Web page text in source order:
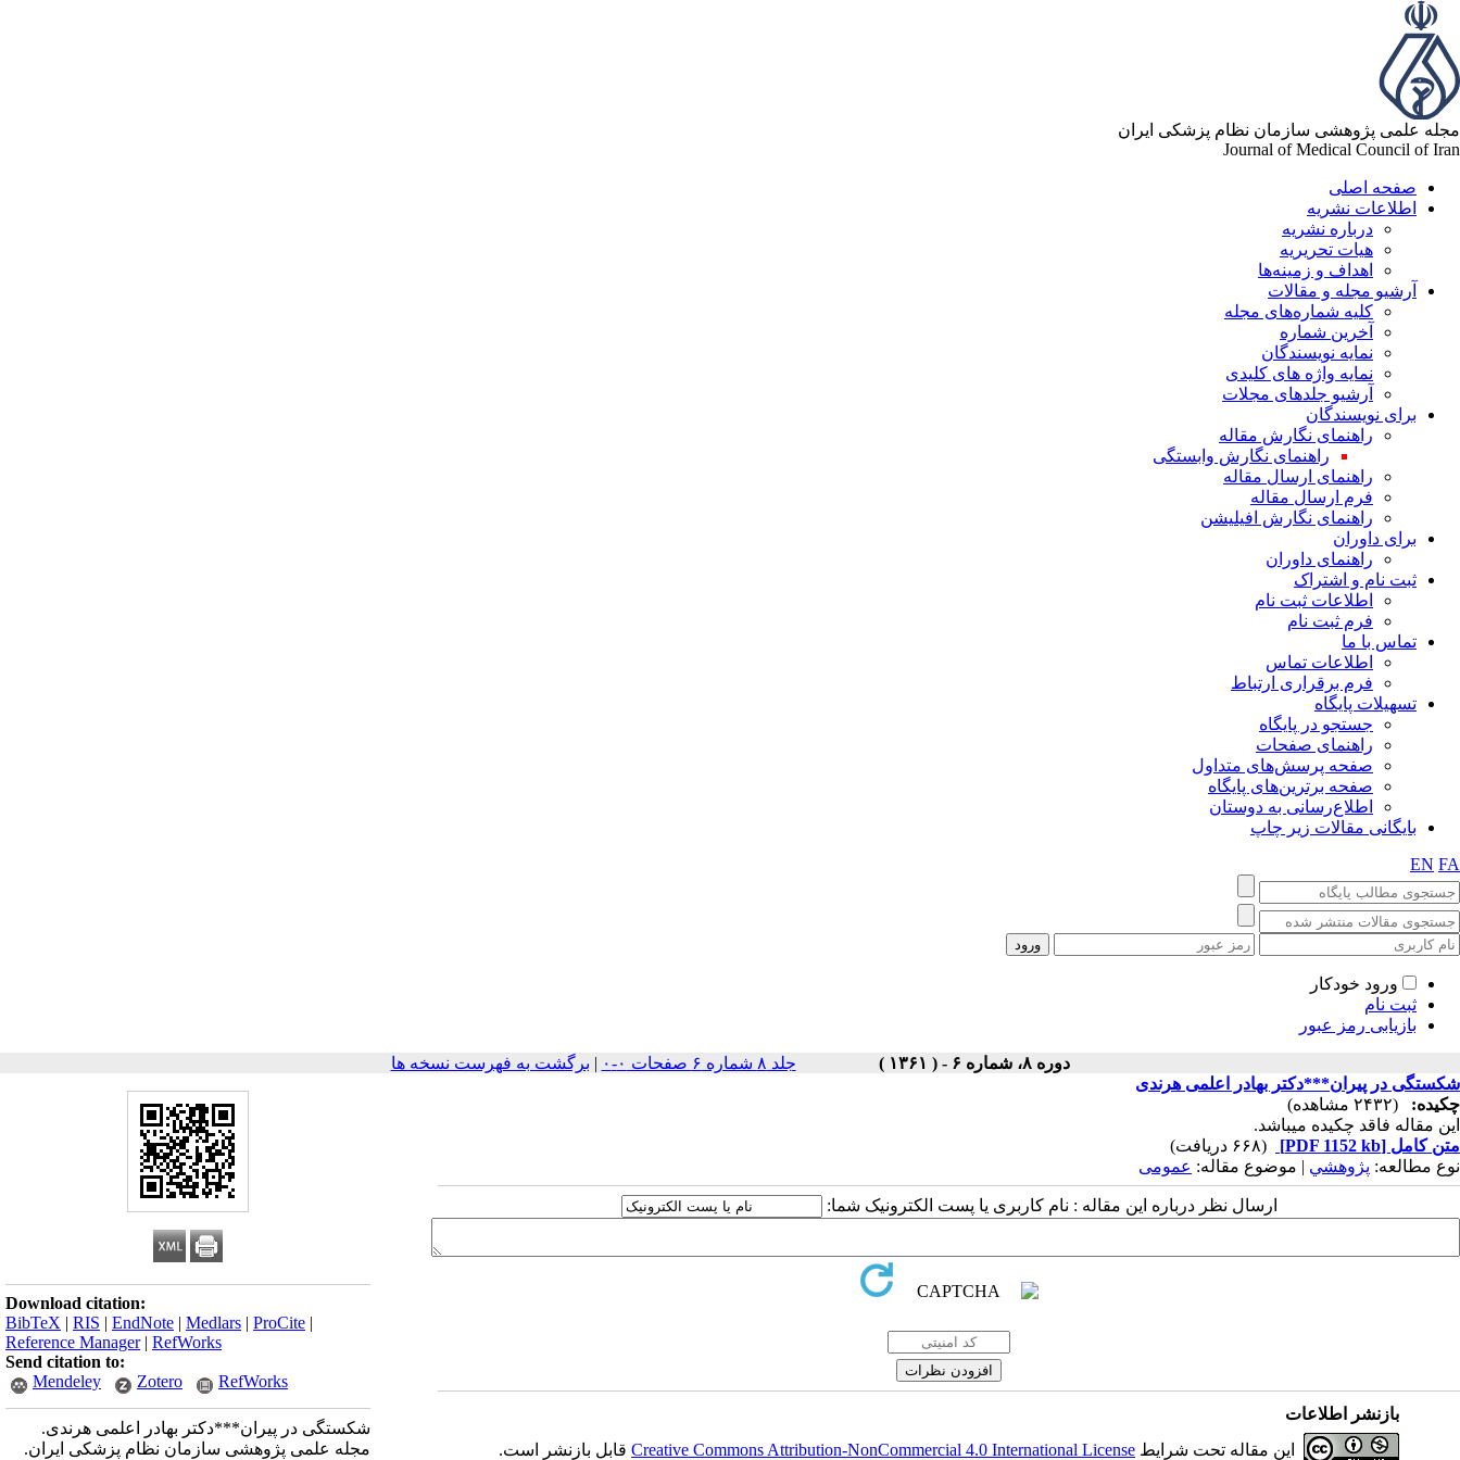
مجله علمی پژوهشی سازمان نظام پزشکی ایران
Journal of Medical Council of Iran
صفحه اصلی
اطلاعات نشریه
درباره نشریه
هیات تحریریه
اهداف و زمینه‌ها
آرشیو مجله و مقالات
کلیه شماره‌های مجله
آخرین شماره
نمایه نویسندگان
نمایه واژه های کلیدی
آرشیو جلدهای مجلات
برای نویسندگان
راهنمای نگارش مقاله
راهنمای نگارش وابستگی
راهنمای ارسال مقاله
فرم ارسال مقاله
راهنمای نگارش افیلیشن
برای داوران
راهنمای داوران
ثبت نام و اشتراک
اطلاعات ثبت نام
فرم ثبت نام
تماس با ما
اطلاعات تماس
فرم برقراری ارتباط
تسهیلات پایگاه
جستجو در پایگاه
راهنمای صفحات
صفحه پرسش‌های متداول
صفحه برترین‌های پایگاه
اطلاع‌رسانی به دوستان
بایگانی مقالات زیر چاپ
EN FA
ورود خودکار
ثبت نام
بازیابی رمز عبور
دوره ۸، شماره ۶ - ( ۱۳۶۱ ) جلد ۸ شماره ۶ صفحات ۰-۰ | برگشت به فهرست نسخه ها
Download citation:
BibTeX | RIS | EndNote | Medlars | ProCite |
Reference Manager| RefWorks
Send citation to:
Mendeley
Zotero RefWorks
شکستگی در پیران***دکتر بهادر اعلمی هرندی.
مجله علمی پژوهشی سازمان نظام پزشکی ایران.
شکستگی در پیران***دکتر بهادر اعلمی هرندی
چکیده:
(۲۴۳۲ مشاهده)
این مقاله فاقد چکیده می​باشد.
متن کامل [PDF 1152 kb]
(۶۶۸ دریافت)
نوع مطالعه: پژوهشي | موضوع مقاله: عمومى
ارسال نظر درباره این مقاله : نام کاربری یا پست الکترونیک شما:
بازنشر اطلاعات
این مقاله تحت شرایط Creative Commons Attribution-NonCommercial 4.0 International Licenseقابل بازنشر است.